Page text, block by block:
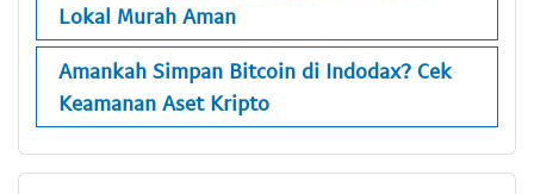
Lokal Murah Aman
Amankah Simpan Bitcoin di Indodax? Cek
Keamanan Aset Kripto